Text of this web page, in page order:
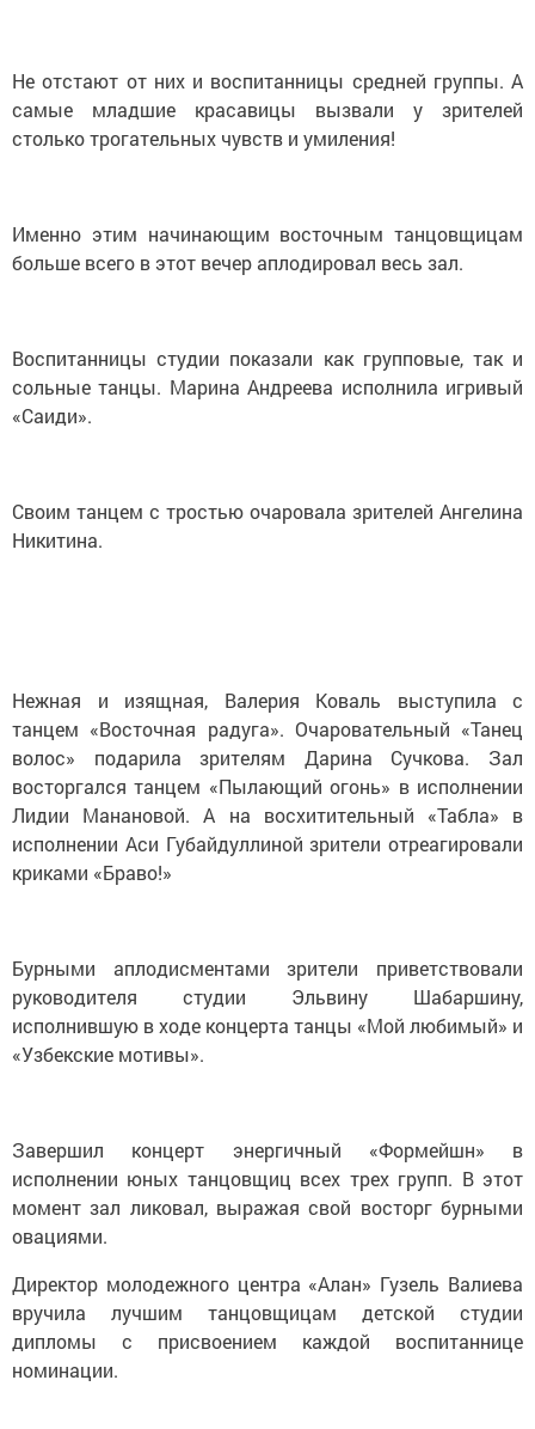
Не отстают от них и воспитанницы средней группы. А
самые младшие красавицы вызвали у зрителей
столько трогательных чувств и умиления!
Именно этим начинающим восточным танцовщицам
больше всего в этот вечер аплодировал весь зал.
Воспитанницы студии показали как групповые, так и
сольные танцы. Марина Андреева исполнила игривый
«Саиди».
Своим танцем с тростью очаровала зрителей Ангелина
Никитина.
Нежная и изящная, Валерия Коваль выступила с
танцем «Восточная радуга». Очаровательный «Танец
волос» подарила зрителям Дарина Сучкова. Зал
восторгался танцем «Пылающий огонь» в исполнении
Лидии Манановой. А на восхитительный «Табла» в
исполнении Аси Губайдуллиной зрители отреагировали
криками «Браво!»
Бурными аплодисментами зрители приветствовали
руководителя студии Эльвину Шабаршину,
исполнившую в ходе концерта танцы «Мой любимый» и
«Узбекские мотивы».
Завершил концерт энергичный «Формейшн» в
исполнении юных танцовщиц всех трех групп. В этот
момент зал ликовал, выражая свой восторг бурными
овациями.
Директор молодежного центра «Алан» Гузель Валиева
вручила лучшим танцовщицам детской студии
дипломы с присвоением каждой воспитаннице
номинации.